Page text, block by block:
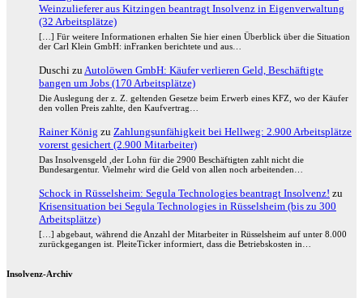
Weinzulieferer aus Kitzingen beantragt Insolvenz in Eigenverwaltung
(32 Arbeitsplätze)
[…] Für weitere Informationen erhalten Sie hier einen Überblick über die Situation
der Carl Klein GmbH: inFranken berichtete und aus…
Duschi zuAutolöwen GmbH: Käufer verlieren Geld, Beschäftigte
bangen um Jobs (170 Arbeitsplätze)
Die Auslegung der z. Z. geltenden Gesetze beim Erwerb eines KFZ, wo der Käufer
den vollen Preis zahlte, den Kaufvertrag…
Rainer König zu Zahlungsunfähigkeit bei Hellweg: 2.900 Arbeitsplätze
vorerst gesichert (2.900 Mitarbeiter)
Das Insolvensgeld ,der Lohn für die 2900 Beschäftigten zahlt nicht die
Bundesargentur. Vielmehr wird die Geld von allen noch arbeitenden…
Schock in Rüsselsheim: Segula Technologies beantragt Insolvenz! zu
Krisensituation bei Segula Technologies in Rüsselsheim (bis zu 300
Arbeitsplätze)
[…] abgebaut, während die Anzahl der Mitarbeiter in Rüsselsheim auf unter 8.000
zurückgegangen ist. PleiteTicker informiert, dass die Betriebskosten in…
Insolvenz-Archiv